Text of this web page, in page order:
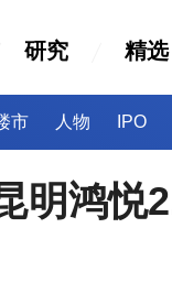
研究 精选
市 人物 IPO
明鸿悦